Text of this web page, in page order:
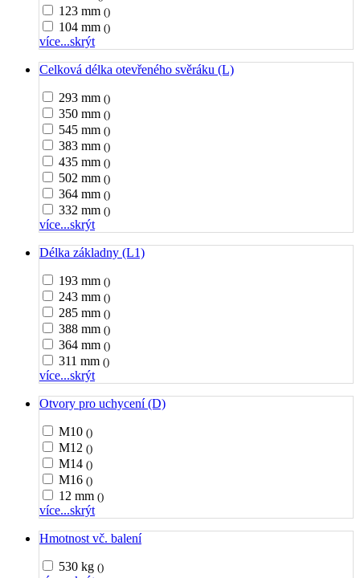
123 mm ()
104 mm ()
více...skrýt
Celková délka otevřeného svěráku (L)
293 mm ()
350 mm ()
545 mm ()
383 mm ()
435 mm ()
502 mm ()
364 mm ()
332 mm ()
více...skrýt
Délka základny (L1)
193 mm ()
243 mm ()
285 mm ()
388 mm ()
364 mm ()
311 mm ()
více...skrýt
Otvory pro uchycení (D)
M10 ()
M12 ()
M14 ()
M16 ()
12 mm ()
více...skrýt
Hmotnost vč. balení
530 kg ()